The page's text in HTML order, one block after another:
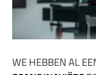
WE HEBBEN AL